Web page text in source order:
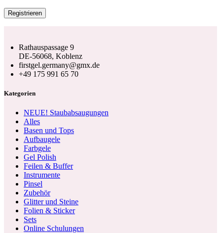
Registrieren
Rathauspassage 9
DE-56068, Koblenz
firstgel.germany@gmx.de
+49 175 991 65 70
Kategorien
NEUE! Staubabsaugungen
Alles
Basen und Tops
Aufbaugele
Farbgele
Gel Polish
Feilen & Buffer
Instrumente
Pinsel
Zubehör
Glitter und Steine
Folien & Sticker
Sets
Online Schulungen